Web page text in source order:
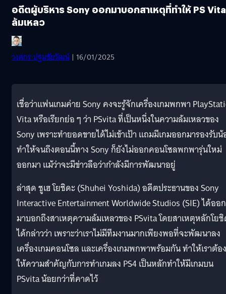
อดีตผู้บริหาร Sony ออกมาบอกสาเหตุที่ทำให้ PS Vita
ล้มเหลว
วงศกร ปฐมชัยวัฒน์ | 16/01/2025
เชื่อว่าแฟนเกมค่าย Sony คงจะรู้จักเครื่องเกมพกพา
Vita หรือเรียกย่อ ๆ ว่า PSvita ที่เป็นหนึ่งในความล้มเหลวของ
Sony เพราะทำยอดขายได้ไม่เข้าเป้า แถมมีเกมออกมารองรับ
ทำให้จนถึงตอนนี้ทาง Sony ก็ยังไม่ออกคอนโซลพกพารุ่นใหม่
ออกมา แม้ว่าจะมีข่าวลือว่ากำลังมีการพัฒนาอยู่
ล่าสุด ชูเฮ โยชิดะ (Shuhei Yoshida) อดีตประธานของ Sony
Interactive Entertainment Worldwide Studios (SIE) ได้ออก
มาบอกถึงสาเหตุความล้มเหลวของ PSvita โดยสาเหตุหลักโย
ได้กล่าวว่า เพราะว่าเราไม่มีทีมงานมากเพียงพอที่จะพัฒนาลง
เครื่องเกมคอนโซล และเครื่องเกมพกพาพร้อมกัน ทำให้เราต้อง
ให้ความสำคัญกับการทำเกมลง PS4 เป็นหลักทำให้มีเกมบน
PSvita น้อยกว่าที่คาดไว้